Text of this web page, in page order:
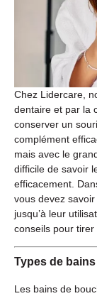
Chez Lidercare,
dentaire et par la
conserver un
complément
mais avec le
difficile de savoir
efficacement.
vous devez
jusqu’à leur
conseils pour tirer
Types de
Les bains de